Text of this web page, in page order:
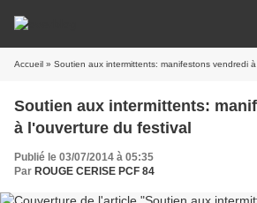
Accueil » Soutien aux intermittents: manifestons vendredi
Soutien aux intermittents:
à l'ouverture du festival
Publié le 03/07/2014 à 05:35
Par ROUGE CERISE PCF 84